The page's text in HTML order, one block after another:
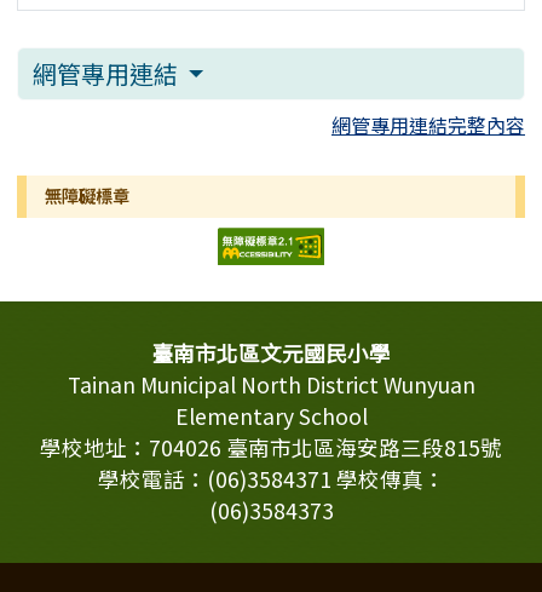
網管專用連結
網管專用連結完整內容
無障礙標章
頁尾區域內容臺南市北區文元國民小學
Tainan Municipal North District Wunyuan
Elementary School
學校地址：704026 臺南市北區海安路三段815號
學校電話：(06)3584371 學校傳真：
(06)3584373